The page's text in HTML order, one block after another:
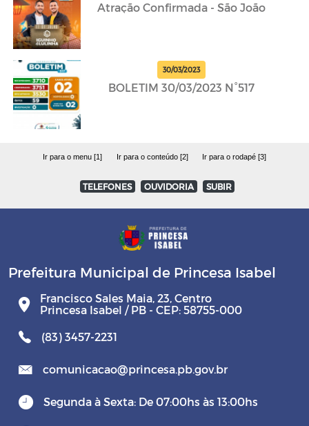
Atração Confirmada - São João
30/03/2023
BOLETIM 30/03/2023 N°517
Ir para o menu [1] Ir para o conteúdo [2] Ir para o rodapé [3]
TELEFONES OUVIDORIA SUBIR
Prefeitura Municipal de Princesa Isabel
Francisco Sales Maia, 23, Centro
Princesa Isabel / PB - CEP: 58755-000
(83) 3457-2231
comunicacao@princesa.pb.gov.br
Segunda à Sexta: De 07:00hs às 13:00hs